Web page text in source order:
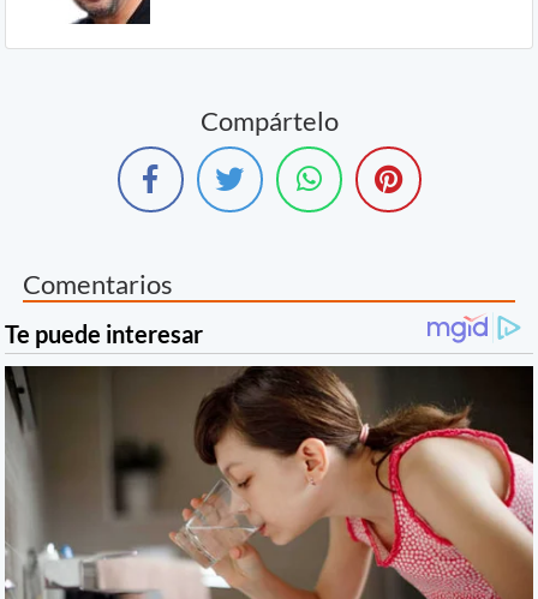
Compártelo
Comentarios